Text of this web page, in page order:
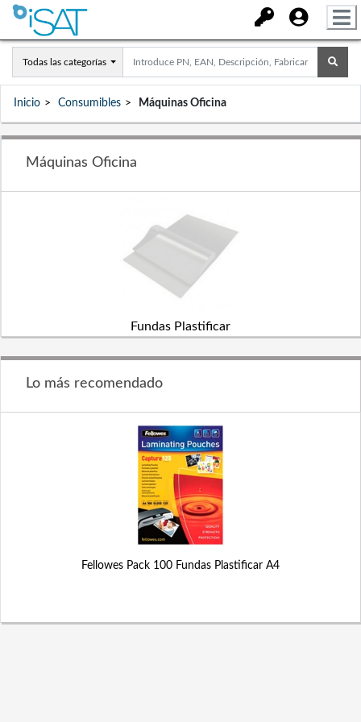
Todas las categorías
Inicio Consumibles Máquinas Oficina
Máquinas Oficina
Fundas Plastificar
Lo más recomendado
Fellowes Pack 100 Fundas Plastificar A4